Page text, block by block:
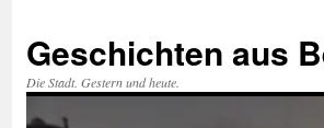
springen
Geschichten aus
Die Stadt. Gestern und heute.